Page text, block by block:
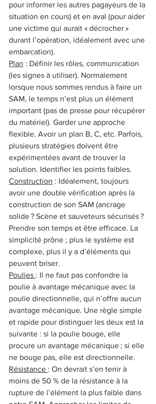
pour informer les autres pagayeurs de la
situation en cours) et en aval (pour aider
une victime qui aurait « décrocher »
durant l’opération, idéalement avec une
embarcation).
Plan : Définir les rôles, communication
(les signes à utiliser). Normalement
lorsque nous sommes rendus à faire un
SAM, le temps n’est plus un élément
important (pas de presse pour récupérer
du matériel). Garder une approche
flexible. Avoir un plan B, C, etc. Parfois,
plusieurs stratégies doivent être
expérimentées avant de trouver la
solution. Identifier les points faibles.
Construction : Idéalement, toujours
avoir une double vérification après la
construction de son SAM (ancrage
solide ? Scène et sauveteurs sécurisés ?
Prendre son temps et être efficace. La
simplicité prône ; plus le système est
complexe, plus il y a d’éléments qui
peuvent briser.
Poulies : Il ne faut pas confondre la
poulie à avantage mécanique avec la
poulie directionnelle, qui n’offre aucun
avantage mécanique. Une règle simple
et rapide pour distinguer les deux est la
suivante : si la poulie bouge, elle
procure un avantage mécanique ; si elle
ne bouge pas, elle est directionnelle.
Résistance : On devrait s’en tenir à
moins de 50 % de la résistance à la
rupture de l’élément la plus faible dans